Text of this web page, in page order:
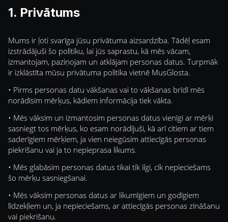
1. Privātums
Mums ir ļoti svarīga jūsu privātuma aizsardzība. Tādēļ esam
izstrādājuši šo politiku, lai jūs saprastu, kā mēs vācam,
izmantojam, paziņojam un atklājam personas datus. Turpmāk
ir izklāstīta mūsu privātuma politika vietnē MusGlosta.
• Pirms personas datu vākšanas vai to vākšanas brīdī mēs
norādīsim mērķus, kādiem informācija tiek vākta.
• Mēs vāksim un izmantosim personas datus vienīgi ar mērķi
sasniegt tos mērķus, ko esam norādījuši, kā arī citiem ar tiem
saderīgiem mērķiem, ja vien neiegūsim attiecīgās personas
piekrišanu vai ja to nepieprasa likums.
• Mēs glabāsim personas datus tikai tik ilgi, cik nepieciešams
šo mērķu sasniegšanai.
• Mēs vāksim personas datus ar likumīgiem un godīgiem
līdzekļiem un, ja nepieciešams, ar attiecīgās personas zināšanu
vai piekrišanu.